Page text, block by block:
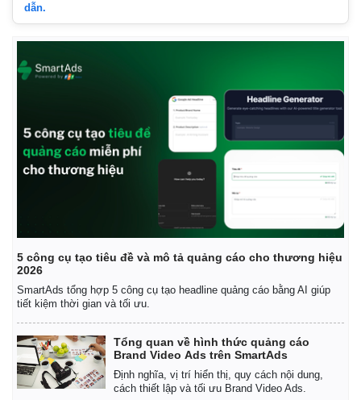
dẫn.
5 công cụ tạo tiêu đề và mô tả quảng cáo cho thương hiệu
2026
SmartAds tổng hợp 5 công cụ tạo headline quảng cáo bằng AI giúp
tiết kiệm thời gian và tối ưu.
Tổng quan về hình thức quảng cáo
Brand Video Ads trên SmartAds
Định nghĩa, vị trí hiển thị, quy cách nội dung,
cách thiết lập và tối ưu Brand Video Ads.